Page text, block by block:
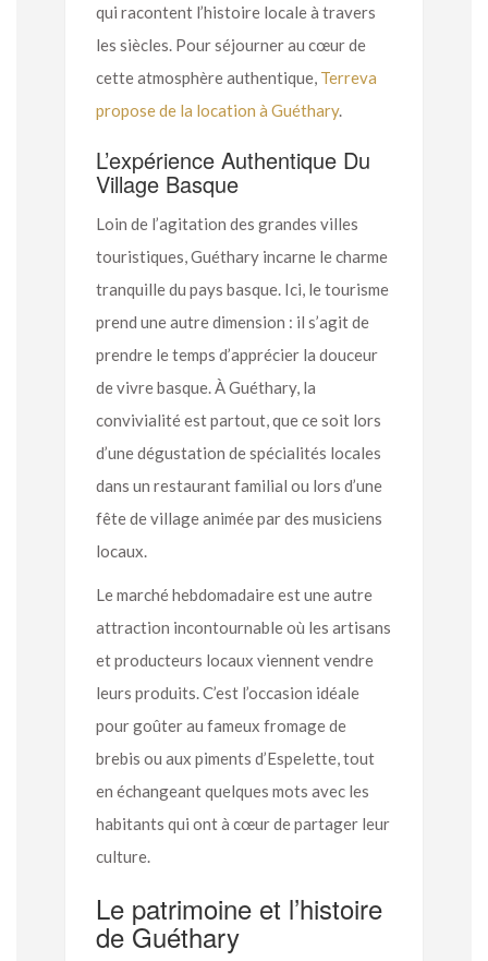
qui racontent l’histoire locale à travers
les siècles. Pour séjourner au cœur de
cette atmosphère authentique, Terreva
propose de la location à Guéthary.
L’expérience Authentique Du
Village Basque
Loin de l’agitation des grandes villes
touristiques, Guéthary incarne le charme
tranquille du pays basque. Ici, le tourisme
prend une autre dimension : il s’agit de
prendre le temps d’apprécier la douceur
de vivre basque. À Guéthary, la
convivialité est partout, que ce soit lors
d’une dégustation de spécialités locales
dans un restaurant familial ou lors d’une
fête de village animée par des musiciens
locaux.
Le marché hebdomadaire est une autre
attraction incontournable où les artisans
et producteurs locaux viennent vendre
leurs produits. C’est l’occasion idéale
pour goûter au fameux fromage de
brebis ou aux piments d’Espelette, tout
en échangeant quelques mots avec les
habitants qui ont à cœur de partager leur
culture.
Le patrimoine et l’histoire
de Guéthary